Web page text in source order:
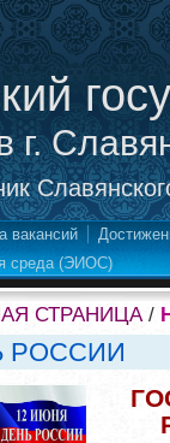
г.
вакансий
среда (ЭИОС)
СТРАНИЦА/
РОССИИ